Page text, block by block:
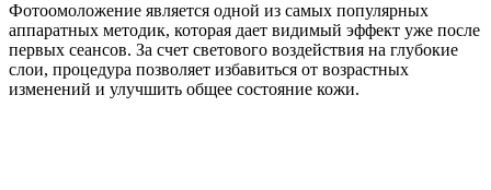
Фотоомоложение является одной из самых популярных
аппаратных методик, которая дает видимый эффект уже после
первых сеансов. За счет светового воздействия на глубокие
слои, процедура позволяет избавиться от возрастных
изменений и улучшить общее состояние кожи.